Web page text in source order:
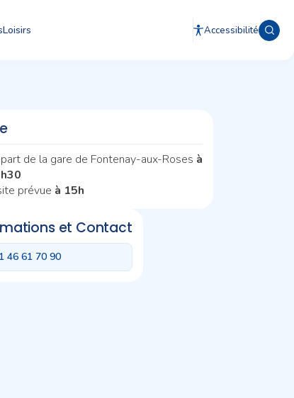
Loisirs Accessibilité
de la gare de Fontenay-aux-Roses à
prévue à 15h
et Contact
46 61 70 90